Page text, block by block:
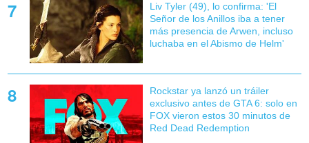
Liv Tyler (49), lo confirma: 'El
Señor de los Anillos iba a tener
más presencia de Arwen, incluso
luchaba en el Abismo de Helm'
Rockstar ya lanzó un tráiler
exclusivo antes de GTA 6: solo en
FOX vieron estos 30 minutos de
Red Dead Redemption